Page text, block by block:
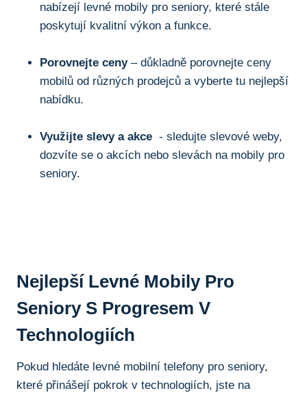
nabízejí levné mobily pro seniory, ‍které stále
poskytují kvalitní výkon a⁣ funkce.
Porovnejte ceny– důkladně porovnejte ceny⁣
mobilů od různých prodejců a⁤ vyberte tu nejlepší
nabídku.
Využijte slevy ⁢a akce ⁢ -⁤ sledujte slevové weby,
dozvíte se‍ o akcích‍ nebo slevách ⁣na mobily pro
seniory.
Nejlepší Levné Mobily Pro
Seniory⁣ S Progresem V
Technologiích
Pokud hledáte levné mobilní telefony‌ pro seniory,
⁤které přinášejí⁤ pokrok v technologiích, jste na